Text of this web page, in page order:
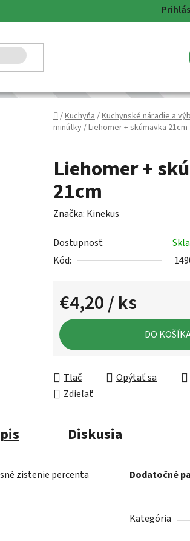
Domov
/Kuchyňa/Kuchynské náradie a
minútky/Liehomer + skúmavka 21cm
Liehomer +
21cm
Značka: Kinekus
Dostupnosť
Kód:
€4,20/ ks
Jednotková cena:
DO
Tlač Opýtať sa
Zdieľať
Diskusia
zistenie percenta
Dodatočné
Kategória